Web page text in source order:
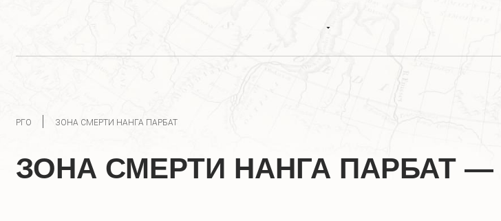
РГО ЗОНА СМЕРТИ НАНГА ПАРБАТ
ЗОНА СМЕРТИ НАНГА ПАРБАТ